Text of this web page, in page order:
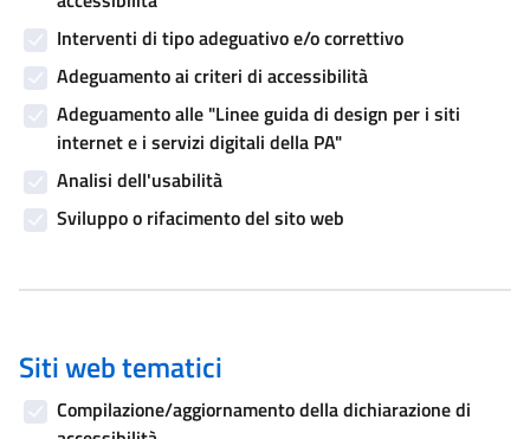
Interventi di tipo adeguativo e/o correttivo
Adeguamento ai criteri di accessibilità
Adeguamento alle "Linee guida di design per i siti
internet e i servizi digitali della PA"
Analisi dell'usabilità
Sviluppo o rifacimento del sito web
Siti web tematici
Compilazione/aggiornamento della dichiarazione di